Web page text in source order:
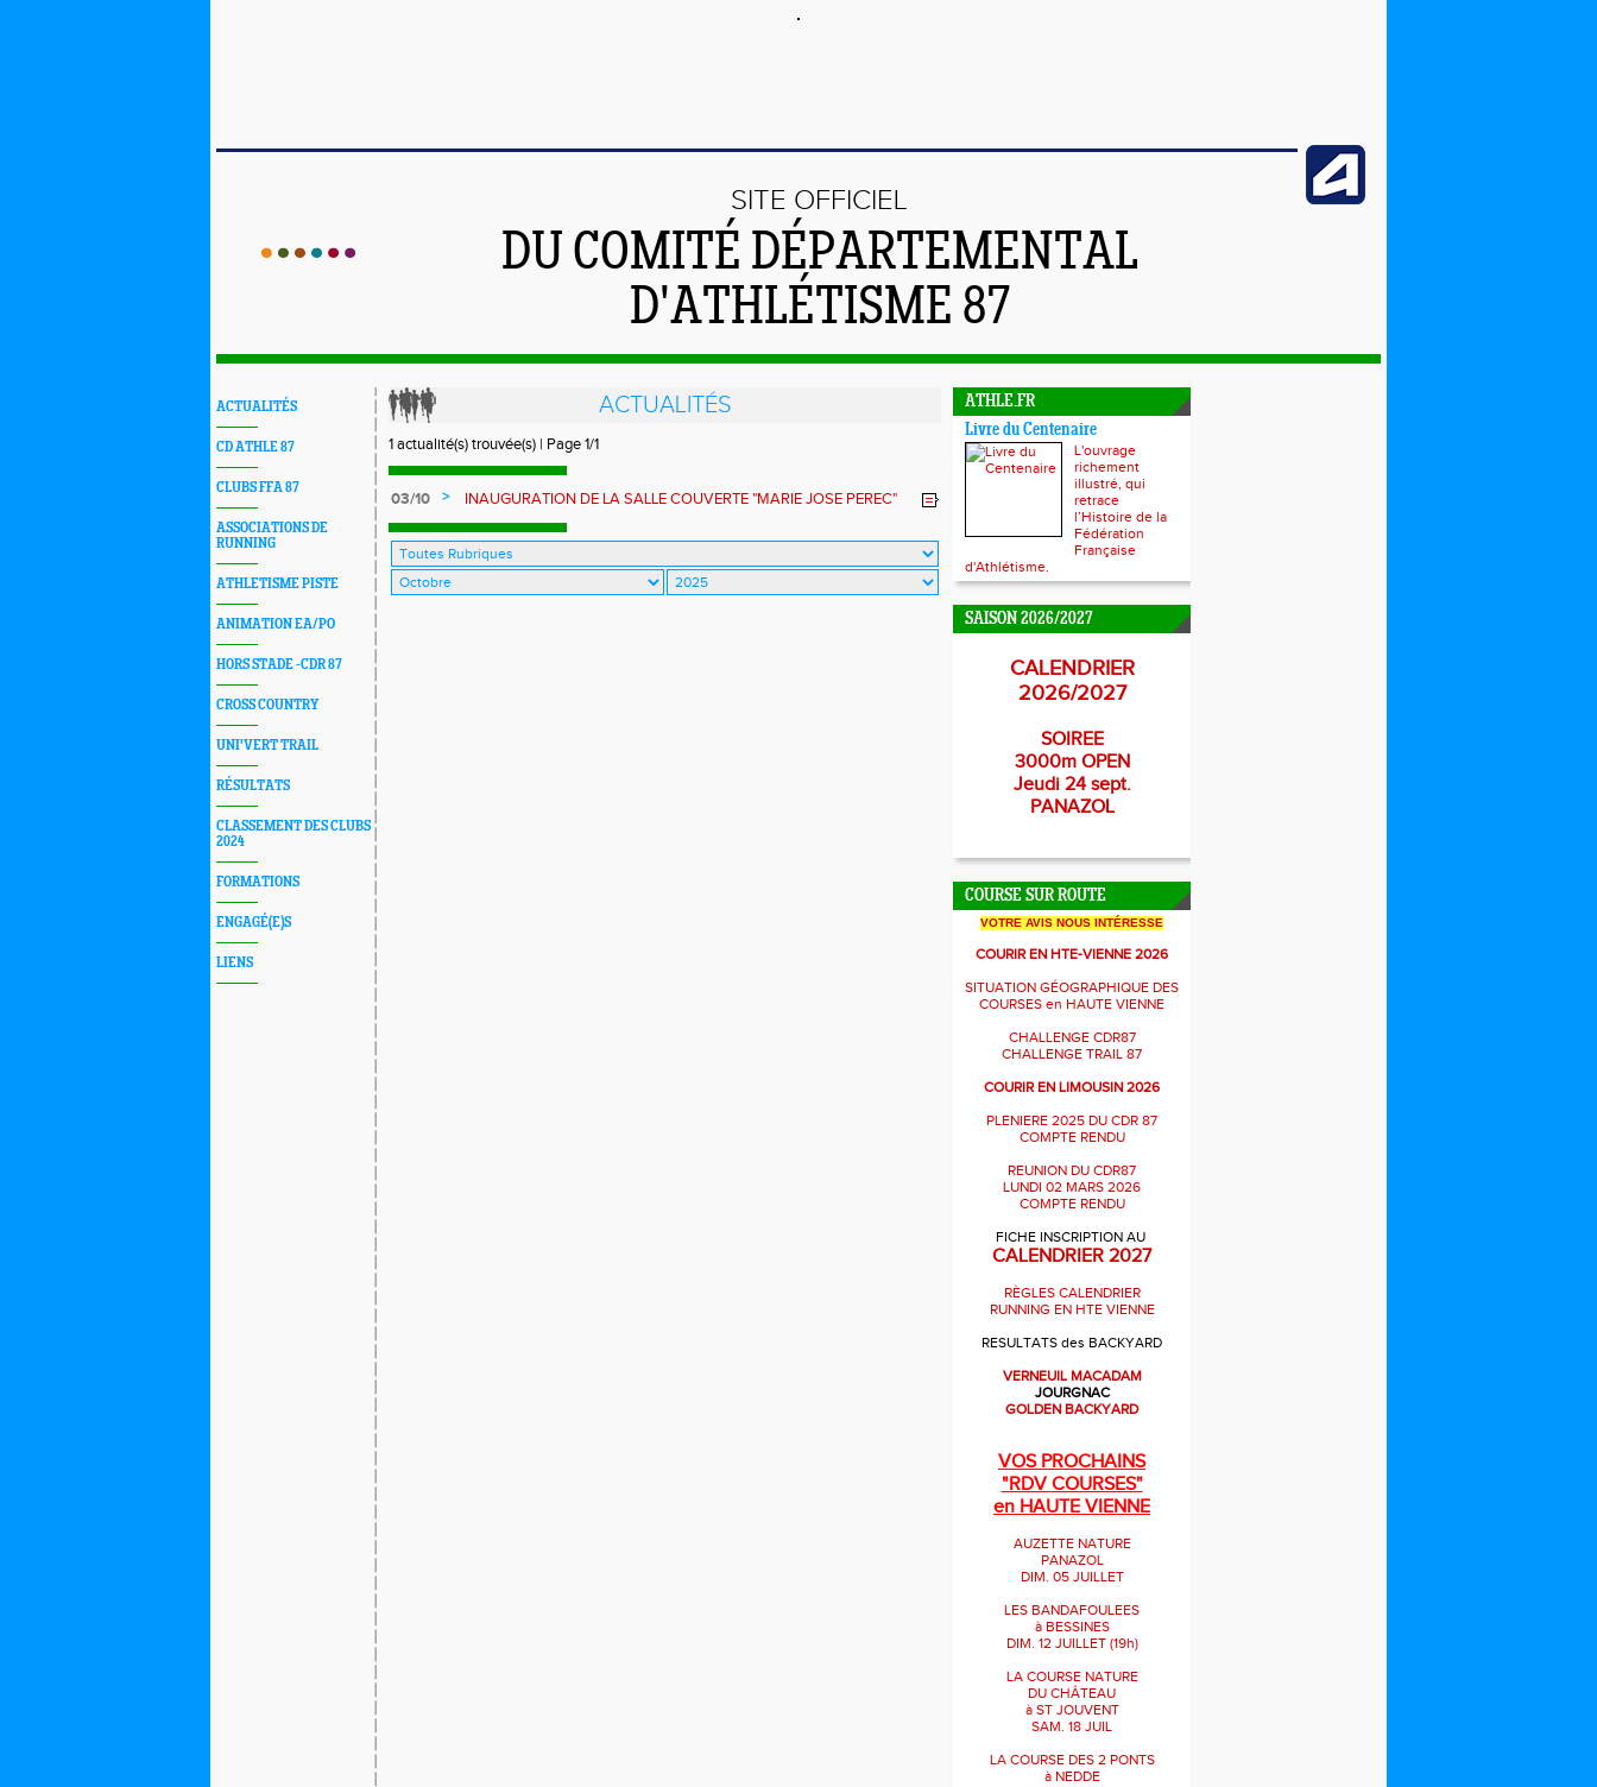
SITE OFFICIEL
DU COMITÉ DÉPARTEMENTAL
D'ATHLÉTISME 87
ACTUALITÉS
CD ATHLE 87
CLUBS FFA 87
ASSOCIATIONS DE
RUNNING
ATHLETISME PISTE
ANIMATION EA/PO
HORS STADE -CDR 87
CROSS COUNTRY
UNI'VERT TRAIL
RÉSULTATS
CLASSEMENT DES CLUBS
2024
FORMATIONS
ENGAGÉ(E)S
LIENS
ACTUALITÉS
1 actualité(s) trouvée(s) | Page 1/1
03/10 >
INAUGURATION DE LA SALLE COUVERTE "MARIE JOSE PEREC"
ATHLE.FR
Livre du Centenaire
L'ouvrage
richement
illustré, qui
retrace
l’Histoire de la
Fédération
Française
d'Athlétisme.
SAISON 2026/2027
CALENDRIER
2026/2027
SOIREE
3000m OPEN
Jeudi 24 sept.
PANAZOL
COURSE SUR ROUTE
VOTRE AVIS NOUS INTÉRESSE
COURIR EN HTE-VIENNE 2026
SITUATION GÉOGRAPHIQUE DES
COURSES en HAUTE VIENNE
CHALLENGE CDR87
CHALLENGE TRAIL 87
COURIR EN LIMOUSIN 2026
PLENIERE 2025 DU CDR 87
COMPTE RENDU
REUNION DU CDR87
LUNDI 02 MARS 2026
COMPTE RENDU
FICHE INSCRIPTION AU
CALENDRIER 2027
RÈGLES CALENDRIER
RUNNING EN HTE VIENNE
RESULTATS des BACKYARD
VERNEUIL MACADAM
JOURGNAC
GOLDEN BACKYARD
VOS PROCHAINS
"RDV COURSES"
en HAUTE VIENNE
AUZETTE NATURE
PANAZOL
DIM. 05 JUILLET
LES BANDAFOULEES
à BESSINES
DIM. 12 JUILLET (19h)
LA COURSE NATURE
DU CHÂTEAU
à ST JOUVENT
SAM. 18 JUIL
LA COURSE DES 2 PONTS
à NEDDE